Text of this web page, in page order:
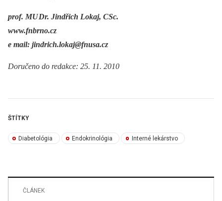
prof. MU Dr. Jindřich Lokaj, CSc.
www.fnbrno.cz
e mail: jindrich.lokaj@fnusa.cz
Doručeno do redakce: 25. 11. 2010
ŠTÍTKY
Diabetológia Endokrinológia Interné lekárstvo
ČLÁNEK